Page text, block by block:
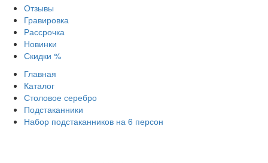
Отзывы
Гравировка
Рассрочка
Новинки
Скидки %
Главная
Каталог
Столовое серебро
Подстаканники
Набор подстаканников на 6 персон